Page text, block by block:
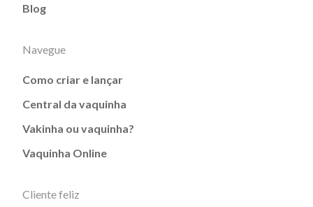
Blog
Navegue
Como criar e lançar
Central da vaquinha
Vakinha ou vaquinha?
Vaquinha Online
Cliente feliz